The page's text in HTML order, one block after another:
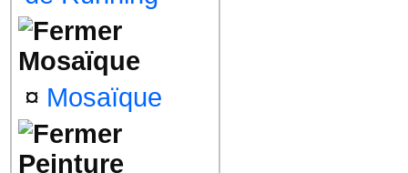
Mosaïque
¤ Mosaïque
Peinture